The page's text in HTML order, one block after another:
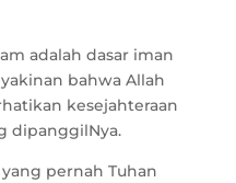
adalah dasar iman
bahwa Allah
kesejahteraan
dipanggilNya.
pernah Tuhan